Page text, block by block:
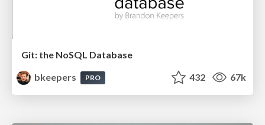
Git: the NoSQL Database
bkeepers
PRO 432 67k